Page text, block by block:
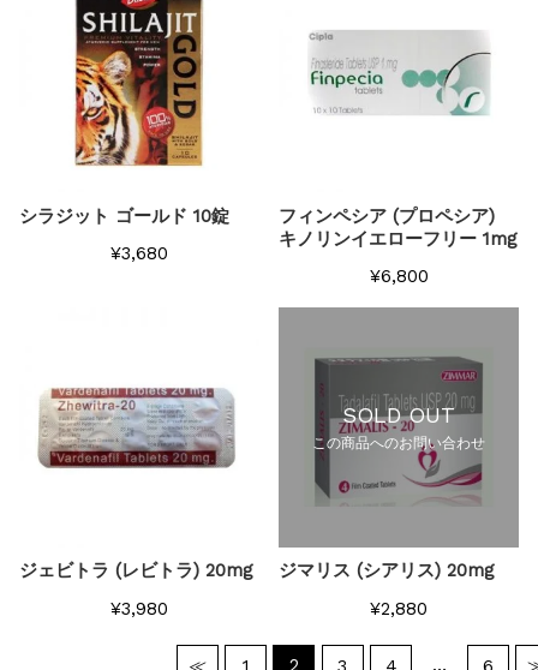
シラジット ゴールド 10錠
¥3,680
フィンペシア (プロペシア)
キノリンイエローフリー 1mg
¥6,800
ジェビトラ (レビトラ) 20mg
¥3,980
SOLD OUT
この商品へのお問い合わせ
ジマリス (シアリス) 20mg
¥2,880
2 …